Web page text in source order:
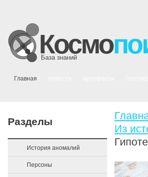
Космо
База знаний
Главная
Разделы
История аномалий
Персоны
Из